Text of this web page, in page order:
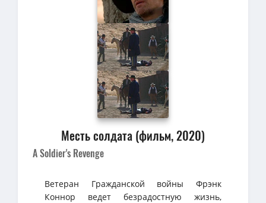
Месть солдата (фильм, 2020)
A Soldier's Revenge
Ветеран Гражданской войны Фрэнк
Коннор ведет безрадостную жизнь,